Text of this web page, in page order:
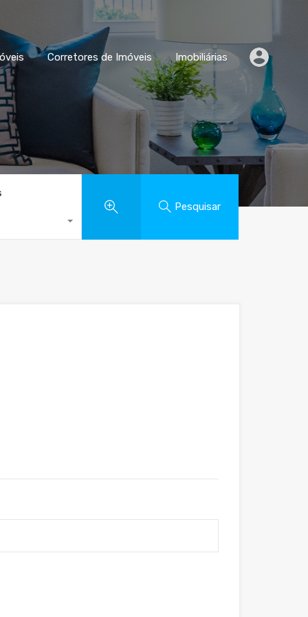
Comparar Imóveis Corretores de Imóveis
Imobiliárias
Corretores de Imóveis Imobiliárias
Pesquisar